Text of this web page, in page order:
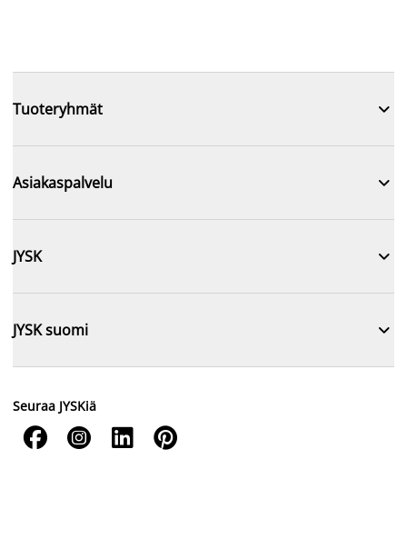
Tuoteryhmät 
Asiakaspalvelu 
JYSK 
JYSK suomi 
Seuraa JYSKiä
   